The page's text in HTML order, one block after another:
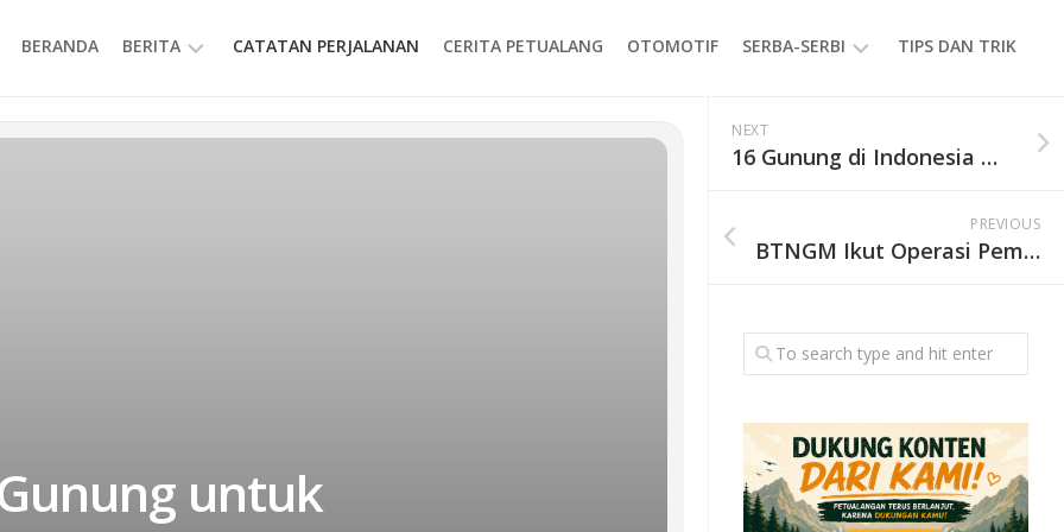
BERANDA BERITA CATATAN PERJALANAN CERITA PETUALANG OTOMOTIF SERBA-SERBI
EVENT
GAYA
TIPS DAN TRIK
untuk
NEXT
16 Gunung di Indonesia Masuk Level Waspada
PREVIOUS
BTNGM Ikut Operasi Pemadaman Karhutla di Gunung Lawu